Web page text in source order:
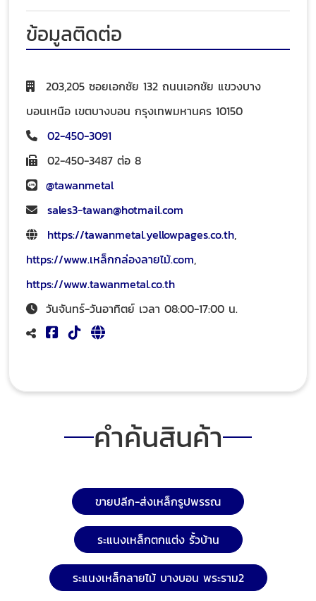
ข้อมูลติดต่อ
203,205 ซอยเอกชัย 132 ถนนเอกชัย แขวงบาง
บอนเหนือ เขตบางบอน กรุงเทพมหานคร 10150
02-450-3091
02-450-3487 ต่อ 8
@tawanmetal
sales3-tawan@hotmail.com
https://tawanmetal.yellowpages.co.th,
https://www.เหล็กกล่องลายไม้.com,
https://www.tawanmetal.co.th
วันจันทร์-วันอาทิตย์ เวลา 08:00-17:00 น.
คำค้นสินค้า
ขายปลีก-ส่งเหล็กรูปพรรณ
ระแนงเหล็กตกแต่ง รั้วบ้าน
ระแนงเหล็กลายไม้ บางบอน พระราม2